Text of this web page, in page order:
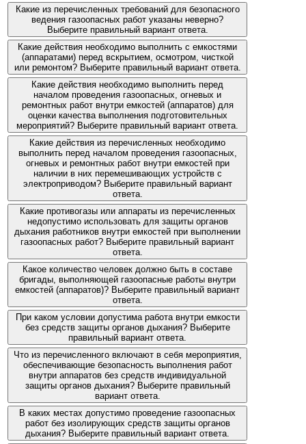
Какие из перечисленных требований для безопасного
ведения газоопасных работ указаны неверно?
Выберите правильный вариант ответа.
Какие действия необходимо выполнить с емкостями
(аппаратами) перед вскрытием, осмотром, чисткой
или ремонтом? Выберите правильный вариант ответа.
Какие действия необходимо выполнить перед
началом проведения газоопасных, огневых и
ремонтных работ внутри емкостей (аппаратов) для
оценки качества выполнения подготовительных
мероприятий? Выберите правильный вариант ответа.
Какие действия из перечисленных необходимо
выполнить перед началом проведения газоопасных,
огневых и ремонтных работ внутри емкостей при
наличии в них перемешивающих устройств с
электроприводом? Выберите правильный вариант
ответа.
Какие противогазы или аппараты из перечисленных
недопустимо использовать для защиты органов
дыхания работников внутри емкостей при выполнении
газоопасных работ? Выберите правильный вариант
ответа.
Какое количество человек должно быть в составе
бригады, выполняющей газоопасные работы внутри
емкостей (аппаратов)? Выберите правильный вариант
ответа.
При каком условии допустима работа внутри емкости
без средств защиты органов дыхания? Выберите
правильный вариант ответа.
Что из перечисленного включают в себя мероприятия,
обеспечивающие безопасность выполнения работ
внутри аппаратов без средств индивидуальной
защиты органов дыхания? Выберите правильный
вариант ответа.
В каких местах допустимо проведение газоопасных
работ без изолирующих средств защиты органов
дыхания? Выберите правильный вариант ответа.